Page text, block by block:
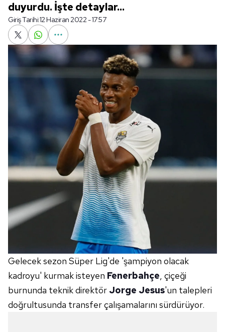
duyurdu. İşte detaylar...
Giriş Tarihi:12 Haziran 2022 - 17:57
Gelecek sezon Süper Lig'de 'şampiyon olacak
kadroyu' kurmak isteyen Fenerbahçe, çiçeği
burnunda teknik direktörJorge Jesus'un talepleri
doğrultusunda transfer çalışamalarını sürdürüyor.